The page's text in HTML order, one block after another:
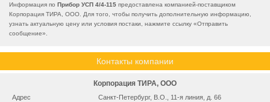
Информация по Прибор УСП 4/4-115 предоставлена компанией-поставщиком
Корпорация ТИРА, ООО. Для того, чтобы получить дополнительную информацию,
узнать актуальную цену или условия постаки, нажмите ссылку «Отправить
сообщение».
Контакты компании
Корпорация ТИРА, ООО
Адрес
Санкт-Петербург, В.О., 11-я линия, д. 66